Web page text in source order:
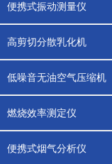
便携式振动测量仪
高剪切分散乳化机
低噪音无油空气压缩机
燃烧效率测定仪
便携式烟气分析仪